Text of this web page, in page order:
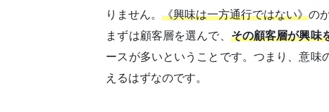
りません。《興味は一方通行ではない》の
まずは顧客層を選んで、 その顧客層が興味
ースが多いということです。つまり、意
えるはずなのです。